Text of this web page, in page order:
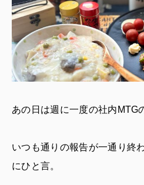
あの日は週に一度の社内MTG
いつも通りの報告が一通り終
にひと言。